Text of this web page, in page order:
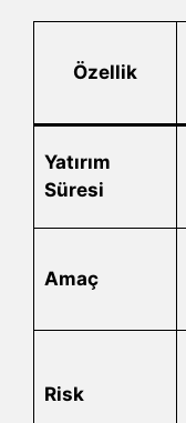
Özellik
Yatırım
Süresi
Amaç
Risk